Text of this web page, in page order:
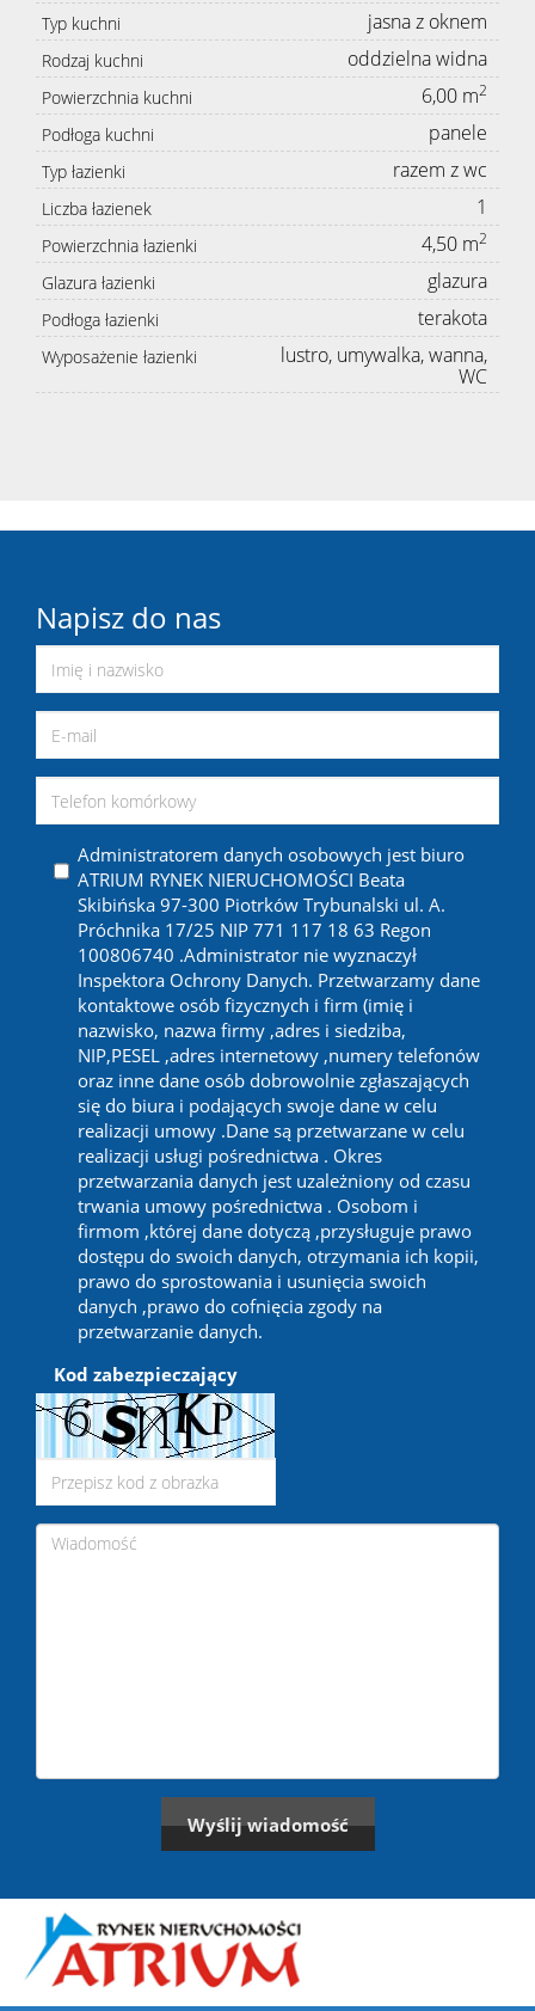
Typ kuchni jasna z oknem
Rodzaj kuchni oddzielna widna
Powierzchnia kuchni 6,00 m2
Podłoga kuchni panele
Typ łazienki razem z wc
Liczba łazienek 1
Powierzchnia łazienki 4,50 m2
Glazura łazienki glazura
Podłoga łazienki terakota
Wyposażenie łazienki
lustro, umywalka, wanna,
WC
Napisz do nas
Administratorem danych osobowych jest biuro
ATRIUM RYNEK NIERUCHOMOŚCI Beata
Skibińska 97-300 Piotrków Trybunalski ul. A.
Próchnika 17/25 NIP 771 117 18 63 Regon
100806740 .Administrator nie wyznaczył
Inspektora Ochrony Danych. Przetwarzamy dane
kontaktowe osób fizycznych i firm (imię i
nazwisko, nazwa firmy ,adres i siedziba,
NIP,PESEL ,adres internetowy ,numery telefonów
oraz inne dane osób dobrowolnie zgłaszających
się do biura i podających swoje dane w celu
realizacji umowy .Dane są przetwarzane w celu
realizacji usługi pośrednictwa . Okres
przetwarzania danych jest uzależniony od czasu
trwania umowy pośrednictwa . Osobom i
firmom ,której dane dotyczą ,przysługuje prawo
dostępu do swoich danych, otrzymania ich kopii,
prawo do sprostowania i usunięcia swoich
danych ,prawo do cofnięcia zgody na
przetwarzanie danych.
Kod zabezpieczający